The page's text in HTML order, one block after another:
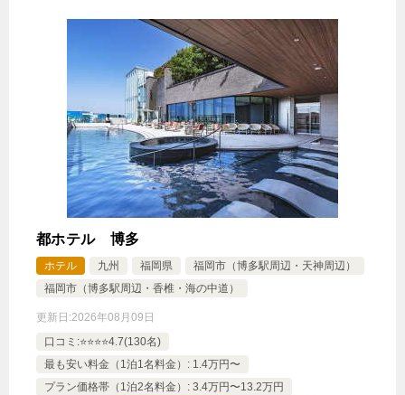
都ホテル 博多
ホテル 九州 福岡県
福岡市（博多駅周辺・天神周辺）
福岡市（博多駅周辺・香椎・海の中道）
更新日:2026年08月09日
口コミ:⭐️⭐️⭐️⭐️4.7(130名)
最も安い料金（1泊1名料金）: 1.4万円〜
プラン価格帯（1泊2名料金）: 3.4万円〜13.2万円